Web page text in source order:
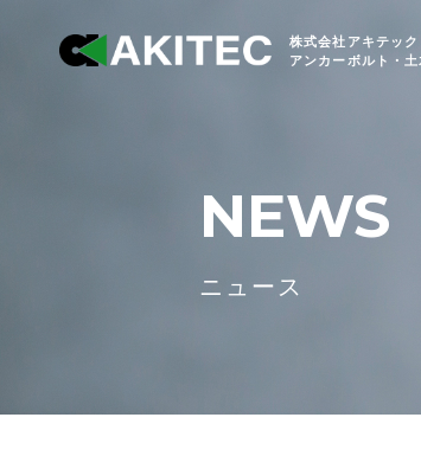
株式会社アキテック
アンカーボルト・
NEWS
ニュース